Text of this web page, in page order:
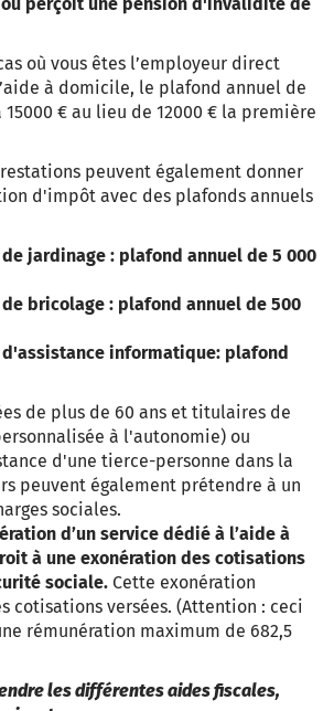
où vous êtes l’employeur direct
à domicile, le plafond annuel de
€ au lieu de 12000 € la première
peuvent également donner
d'impôt avec des plafonds annuels
jardinage : plafond annuel de 5 000
bricolage : plafond annuel de 500
informatique: plafond
de plus de 60 ans et titulaires de
à l'autonomie) ou
d'une tierce-personne dans la
peuvent également prétendre à un
sociales.
d’un service dédié à l’aide à
à une exonération des cotisations
sociale. Cette exonération
cotisations versées. (Attention : ceci
rémunération maximum de 682,5
les différentes aides fiscales,